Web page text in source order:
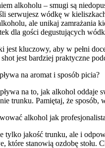
alkoholu – smugi są
serwujesz wódkę w
ale unikaj zamrażania
dla gości degustujących
kluczowy, aby w pełni
jest bardziej praktyczne
na aromat i sposób picia?
na to, jak alkohol
trunku. Pamiętaj, że
alkohol jak
tylko jakość trunku, ale i
które stanowią ozdobę